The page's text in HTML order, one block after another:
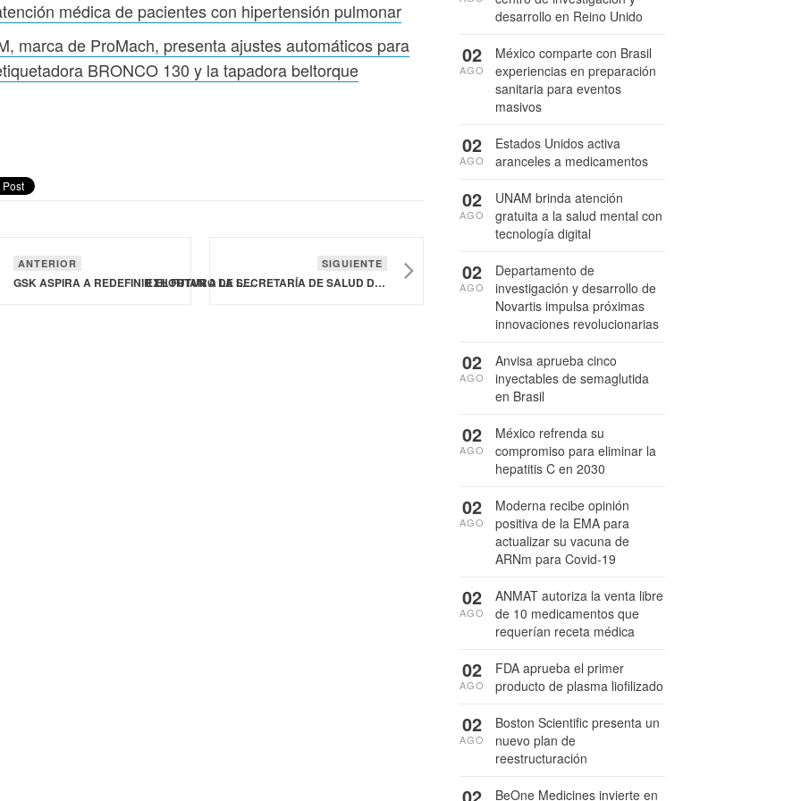
médica de pacientes con hipertensión pulmonar
marca de ProMach, presenta ajustes automáticos para
BRONCO 130 y la tapadora beltorque
ANTERIOR
GSK ASPIRA A REDEFINIR EL FUTURO DE LA MEDICINA RESPIRATORIA
SIGUIENTE
EXHORTAN A LA SECRETARÍA DE SALUD DE MÉXICO PARA INTENSIFICAR LA ATENCIÓN MÉDICA DE PACIENTES CON HIPERTENSIÓN PULMONAR
desarrollo en Reino Unido
México comparte con Brasil
experiencias en preparación
sanitaria para eventos
masivos
02
AGO
Estados Unidos activa
aranceles a medicamentos
02
AGO
UNAM brinda atención
gratuita a la salud mental con
tecnología digital
02
AGO
Departamento de
investigación y desarrollo de
Novartis impulsa próximas
innovaciones revolucionarias
02
AGO
Anvisa aprueba cinco
inyectables de semaglutida
en Brasil
02
AGO
México refrenda su
compromiso para eliminar la
hepatitis C en 2030
02
AGO
Moderna recibe opinión
positiva de la EMA para
actualizar su vacuna de
ARNm para Covid-19
02
AGO
ANMAT autoriza la venta libre
de 10 medicamentos que
requerían receta médica
02
AGO
FDA aprueba el primer
producto de plasma liofilizado
02
AGO
Boston Scientific presenta un
nuevo plan de
reestructuración
02
AGO
BeOne Medicines invierte en